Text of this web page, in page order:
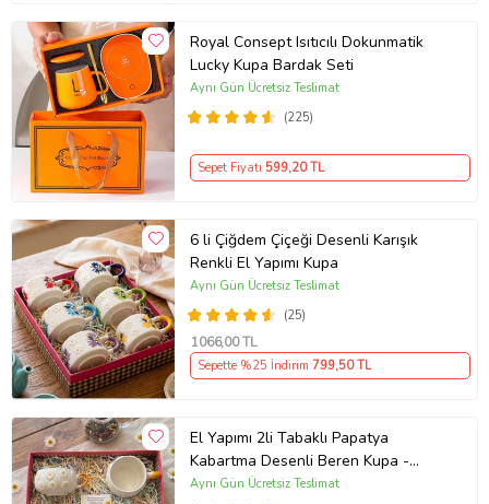
Royal Consept Isıtıcılı Dokunmatik
Lucky Kupa Bardak Seti
(225)
Aynı Gün Ücretsiz Teslimat
Sepet Fiyatı 599,20 TL
6 li Çiğdem Çiçeği Desenli Karışık
Renkli El Yapımı Kupa
(25)
Aynı Gün Ücretsiz Teslimat
1066,00 TL
Sepette %25 İndirim 799,50 TL
El Yapımı 2li Tabaklı Papatya
Kabartma Desenli Beren Kupa -
Seviyor Sevmiyor
Aynı Gün Ücretsiz Teslimat